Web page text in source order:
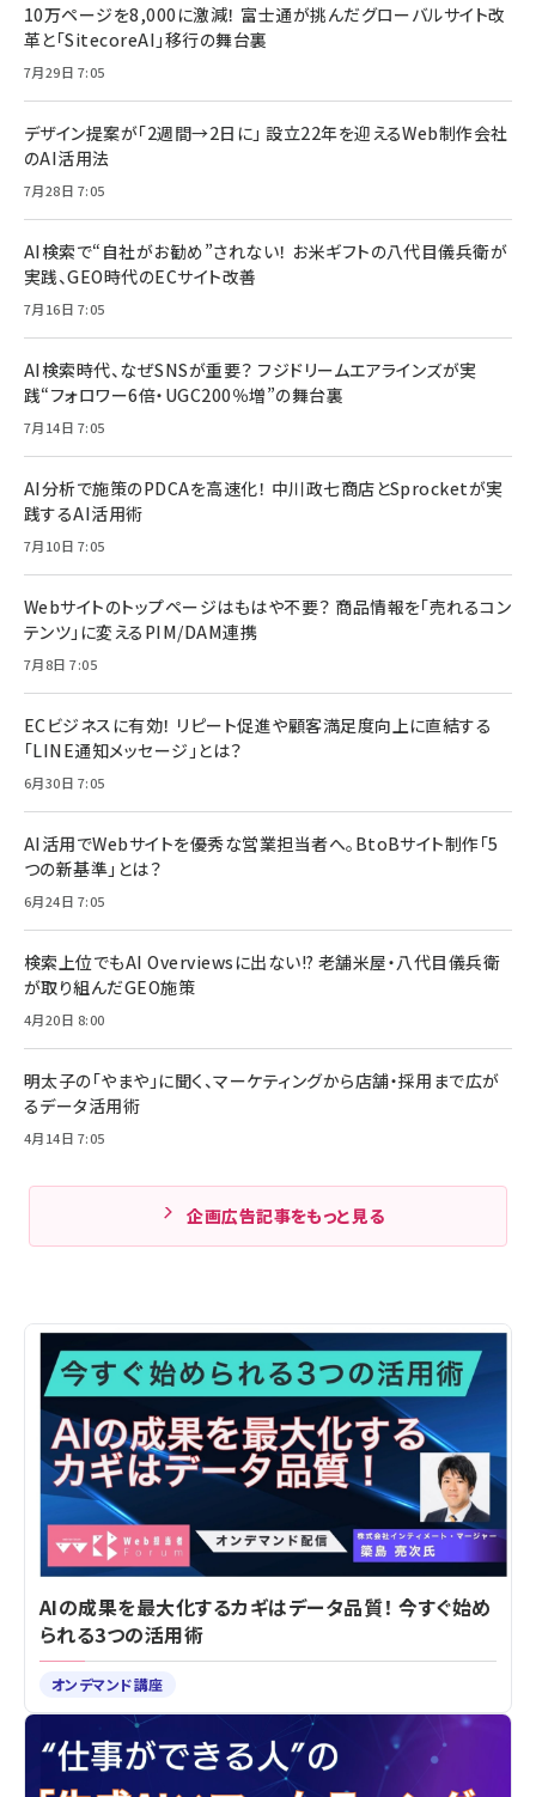
10万ページを8,000に激減！ 富士通が挑んだグローバルサイト改
革と「SitecoreAI」移行の舞台裏
7月29日 7:05
デザイン提案が「2週間→2日に」 設立22年を迎えるWeb制作会社
のAI活用法
7月28日 7:05
AI検索で“自社がお勧め”されない！ お米ギフトの八代目儀兵衛が
実践、GEO時代のECサイト改善
7月16日 7:05
AI検索時代、なぜSNSが重要？ フジドリームエアラインズが実
践“フォロワー6倍・UGC200％増”の舞台裏
7月14日 7:05
AI分析で施策のPDCAを高速化！ 中川政七商店とSprocketが実
践するAI活用術
7月10日 7:05
Webサイトのトップページはもはや不要？ 商品情報を「売れるコン
テンツ」に変えるPIM/DAM連携
7月8日 7:05
ECビジネスに有効！ リピート促進や顧客満足度向上に直結する
「LINE通知メッセージ」とは？
6月30日 7:05
AI活用でWebサイトを優秀な営業担当者へ。BtoBサイト制作「5
つの新基準」とは？
6月24日 7:05
検索上位でもAI Overviewsに出ない!? 老舗米屋・八代目儀兵衛
が取り組んだGEO施策
4月20日 8:00
明太子の「やまや」に聞く、マーケティングから店舗・採用まで広が
るデータ活用術
4月14日 7:05
企画広告記事をもっと見る
AIの成果を最大化するカギはデータ品質！ 今すぐ始め
られる3つの活用術
オンデマンド講座